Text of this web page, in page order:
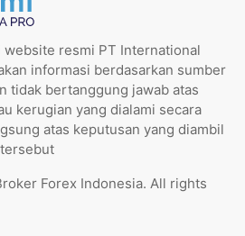
website resmi PT International
informasi berdasarkan sumber
tidak bertanggung jawab atas
kerugian yang dialami secara
atas keputusan yang diambil
Forex Indonesia. All rights